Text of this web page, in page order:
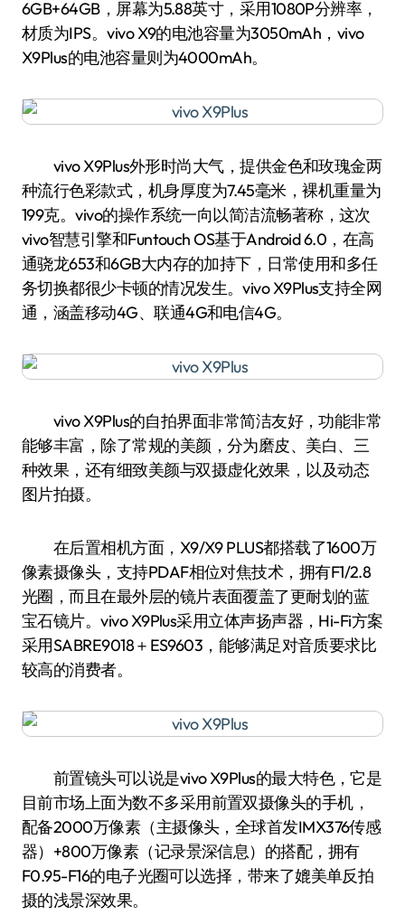
6GB+64GB，屏幕为5.88英寸，采用1080P分辨率，
材质为IPS。vivo X9的电池容量为3050mAh，vivo
X9Plus的电池容量则为4000mAh。
vivo X9Plus外形时尚大气，提供金色和玫瑰金两
种流行色彩款式，机身厚度为7.45毫米，裸机重量为
199克。vivo的操作系统一向以简洁流畅著称，这次
vivo智慧引擎和Funtouch OS基于Android 6.0，在高
通骁龙653和6GB大内存的加持下，日常使用和多任
务切换都很少卡顿的情况发生。vivo X9Plus支持全网
通，涵盖移动4G、联通4G和电信4G。
vivo X9Plus的自拍界面非常简洁友好，功能非常
能够丰富，除了常规的美颜，分为磨皮、美白、三
种效果，还有细致美颜与双摄虚化效果，以及动态
图片拍摄。
在后置相机方面，X9/X9 PLUS都搭载了1600万
像素摄像头，支持PDAF相位对焦技术，拥有F1/2.8
光圈，而且在最外层的镜片表面覆盖了更耐划的蓝
宝石镜片。vivo X9Plus采用立体声扬声器，Hi-Fi方案
采用SABRE9018＋ES9603，能够满足对音质要求比
较高的消费者。
前置镜头可以说是vivo X9Plus的最大特色，它是
目前市场上面为数不多采用前置双摄像头的手机，
配备2000万像素（主摄像头，全球首发IMX376传感
器）+800万像素（记录景深信息）的搭配，拥有
F0.95-F16的电子光圈可以选择，带来了媲美单反拍
摄的浅景深效果。